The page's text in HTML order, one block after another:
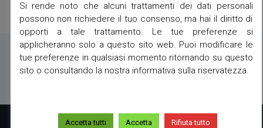
Copyright 2019 powered by A23
Si rende noto che alcuni trattamenti dei dati personali
possono non richiedere il tuo consenso, ma hai il diritto di
opporti a tale trattamento. Le tue preferenze si
applicheranno solo a questo sito web. Puoi modificare le
tue preferenze in qualsiasi momento ritornando su questo
sito o consultando la nostra informativa sulla riservatezza.
Accetta tutti Accetta Rifiuta tutto